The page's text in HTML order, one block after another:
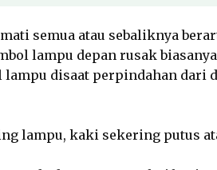
semua atau sebaliknya
lampu depan rusak
lampu disaat perpindahan dari
lampu, kaki sekering putus